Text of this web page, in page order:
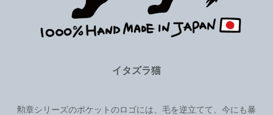
イタズラ猫
勲章シリーズのポケットのロゴには、毛を逆立てて、今にも暴